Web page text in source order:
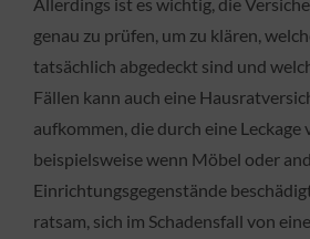
genau zu prüfen, um zu klären,
tatsächlich abgedeckt sind und
Fällen kann auch eine
aufkommen, die durch eine
beispielsweise wenn Möbel oder
Einrichtungsgegenstände
ratsam, sich im Schadensfall von